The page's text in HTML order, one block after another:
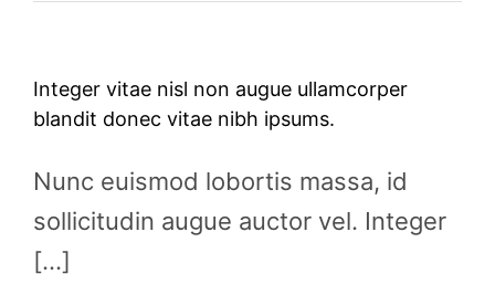
Integer vitae nisl non augue ullamcorper
blandit donec vitae nibh ipsums.
Nunc euismod lobortis massa, id
sollicitudin augue auctor vel. Integer
[...]